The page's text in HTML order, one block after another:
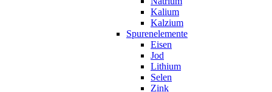
Kalium
Kalzium
Spurenelemente
Eisen
Jod
Lithium
Selen
Zink